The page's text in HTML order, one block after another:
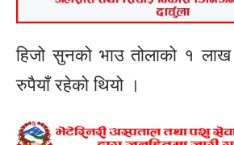
हिजो सुनको भाउ तोलाको १
रुपैयाँ रहेको थियो ।